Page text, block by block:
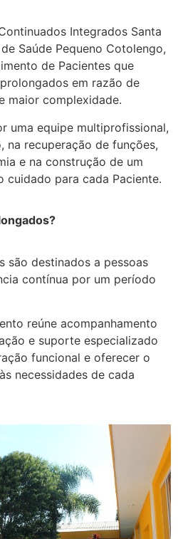
Integrados Santa
Saúde Pequeno Cotolengo,
de Pacientes que
em razão de
maior complexidade.
uma equipe multiprofissional,
recuperação de funções,
e na construção de um
cuidado para cada Paciente.
são destinados a pessoas
contínua por um período
reúne acompanhamento
e suporte especializado
funcional e oferecer o
necessidades de cada